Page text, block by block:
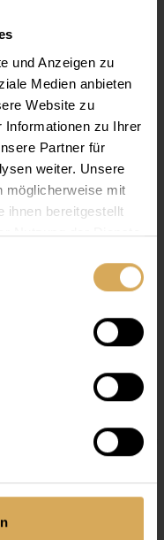
und Anzeigen zu
Medien anbieten
Website zu
Informationen zu Ihrer
Partner für
weiter. Unsere
möglicherweise mit
ihnen bereitgestellt
Nutzung der Dienste